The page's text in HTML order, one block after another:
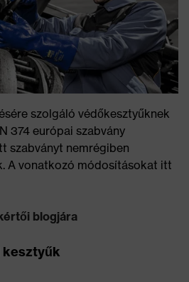
szolgáló védőkesztyűknek
374 európai szabvány
szabványt nemrégiben
A vonatkozó módosításokat itt
blogjára
kesztyűk